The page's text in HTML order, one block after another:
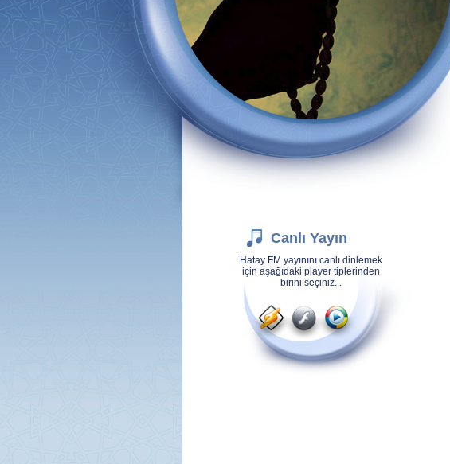
Canlı Yayın
Hatay FM yayınını canlı dinlemek
için aşağıdaki player tiplerinden
birini seçiniz...